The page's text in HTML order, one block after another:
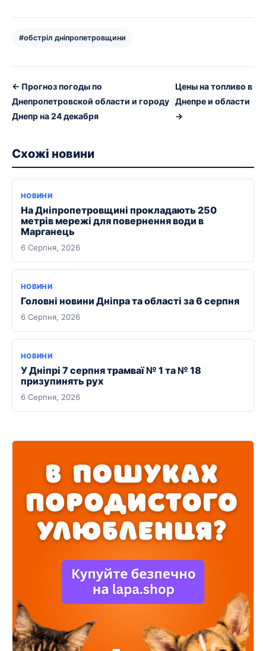
#обстріл дніпропетровщини
← Прогноз погоды по
Днепропетровской области и городу
Днепр на 24 декабря
Цены на топливо в
Днепре и области
→
Схожі новини
НОВИНИ
На Дніпропетровщині прокладають 250
метрів мережі для повернення води в
Марганець
6 Серпня, 2026
НОВИНИ
Головні новини Дніпра та області за 6 серпня
6 Серпня, 2026
НОВИНИ
У Дніпрі 7 серпня трамваї № 1 та № 18
призупинять рух
6 Серпня, 2026